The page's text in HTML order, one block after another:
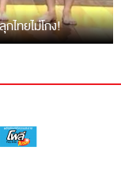
ไทยไม่โกง!